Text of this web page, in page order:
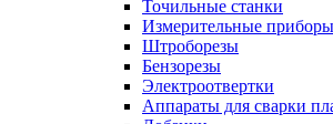
Точильные станки
Измерительные приборы
Штроборезы
Бензорезы
Электроотвертки
Аппараты для сварки